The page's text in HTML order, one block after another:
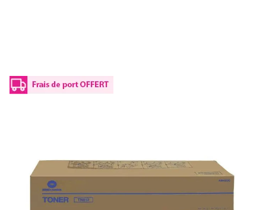
A8H5050
Référence fabricant : TN-812
Capacité en pages (à 5%) :